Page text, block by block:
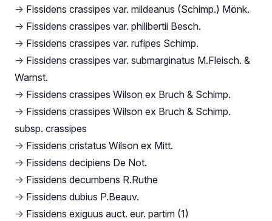
→ Fissidens crassipes var. mildeanus (Schimp.) Mönk.
→ Fissidens crassipes var. philibertii Besch.
→ Fissidens crassipes var. rufipes Schimp.
→ Fissidens crassipes var. submarginatus M.Fleisch. &
Warnst.
→ Fissidens crassipes Wilson ex Bruch & Schimp.
→ Fissidens crassipes Wilson ex Bruch & Schimp.
subsp. crassipes
→ Fissidens cristatus Wilson ex Mitt.
→ Fissidens decipiens De Not.
→ Fissidens decumbens R.Ruthe
→ Fissidens dubius P.Beauv.
→ Fissidens exiguus auct. eur. partim (1)